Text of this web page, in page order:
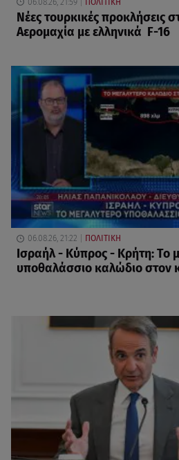
Νέες τουρκικές προκλήσεις
Αερομαχία με ελληνικά F-16
06.08.26, 21:22 ΠΟΛΙΤΙΚΗ
Ισραήλ - Κύπρος - Κρήτη: Το
υποθαλάσσιο καλώδιο στον